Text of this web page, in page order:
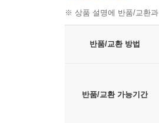
※ 상품 설명에 반품/교환
반품/교환 방법
반품/교환 가능기간